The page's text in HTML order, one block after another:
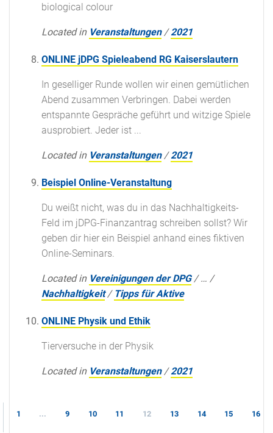
biological colour
Located in Veranstaltungen /2021
ONLINE jDPG Spieleabend RG Kaiserslautern
In geselliger Runde wollen wir einen gemütlichen
Abend zusammen Verbringen. Dabei werden
entspannte Gespräche geführt und witzige Spiele
ausprobiert. Jeder ist ...
Located in Veranstaltungen /2021
Beispiel Online-Veranstaltung
Du weißt nicht, was du in das Nachhaltigkeits-
Feld im jDPG-Finanzantrag schreiben sollst? Wir
geben dir hier ein Beispiel anhand eines fiktiven
Online-Seminars.
Located in Vereinigungen der DPG /… /
Nachhaltigkeit / Tipps für Aktive
ONLINE Physik und Ethik
Tierversuche in der Physik
Located in Veranstaltungen /2021
1 ... 9 10 11 12 13 14 15 16